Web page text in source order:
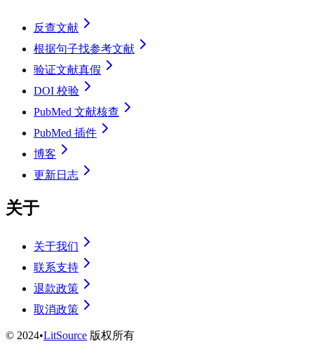
反查文献
根据句子找参考文献
验证文献真假
DOI 校验
PubMed 文献核查
PubMed 插件
博客
更新日志
关于
关于我们
联系支持
退款政策
取消政策
© 2024•LitSource 版权所有